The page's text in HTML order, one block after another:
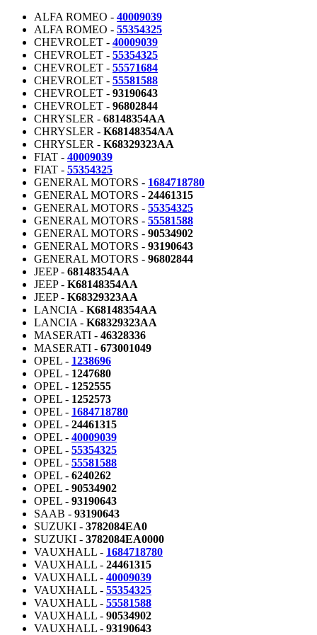
ALFA ROMEO - 40009039
ALFA ROMEO - 55354325
CHEVROLET - 40009039
CHEVROLET - 55354325
CHEVROLET - 55571684
CHEVROLET - 55581588
CHEVROLET - 93190643
CHEVROLET - 96802844
CHRYSLER - 68148354AA
CHRYSLER - K68148354AA
CHRYSLER - K68329323AA
FIAT - 40009039
FIAT - 55354325
GENERAL MOTORS - 1684718780
GENERAL MOTORS - 24461315
GENERAL MOTORS - 55354325
GENERAL MOTORS - 55581588
GENERAL MOTORS - 90534902
GENERAL MOTORS - 93190643
GENERAL MOTORS - 96802844
JEEP - 68148354AA
JEEP - K68148354AA
JEEP - K68329323AA
LANCIA - K68148354AA
LANCIA - K68329323AA
MASERATI - 46328336
MASERATI - 673001049
OPEL - 1238696
OPEL - 1247680
OPEL - 1252555
OPEL - 1252573
OPEL - 1684718780
OPEL - 24461315
OPEL - 40009039
OPEL - 55354325
OPEL - 55581588
OPEL - 6240262
OPEL - 90534902
OPEL - 93190643
SAAB - 93190643
SUZUKI - 3782084EA0
SUZUKI - 3782084EA0000
VAUXHALL - 1684718780
VAUXHALL - 24461315
VAUXHALL - 40009039
VAUXHALL - 55354325
VAUXHALL - 55581588
VAUXHALL - 90534902
VAUXHALL - 93190643